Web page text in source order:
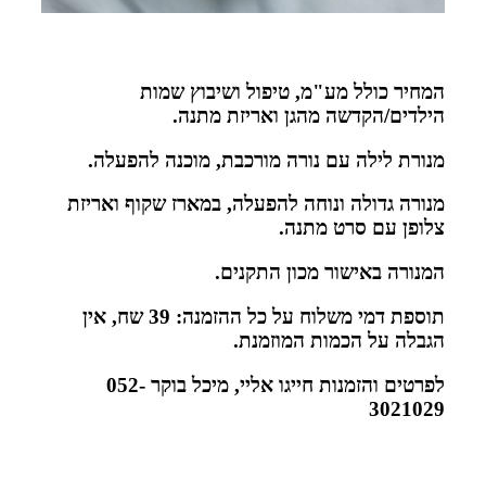
המחיר כולל מע"מ, טיפול ושיבוץ שמות
הילדים/הקדשה מהגן ואריזת מתנה.
מנורת לילה עם נורה מורכבת, מוכנה להפעלה.
מנורה גדולה ונוחה להפעלה, במארז שקוף ואריזת
צלופן עם סרט מתנה.
המנורה באישור מכון התקנים.
תוספת דמי משלוח על כל ההזמנה: 39 שח,
אין
הגבלה על הכמות המוזמנת.
לפרטים והזמנות חייגו אליי, מיכל בוקר 052-
3021029